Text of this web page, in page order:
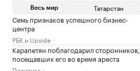
Весь мир Татарстан
Семь признаков успешного бизнес-
центра
РБК и Upside
Карапетян поблагодарил сторонников,
посещавших его во время ареста